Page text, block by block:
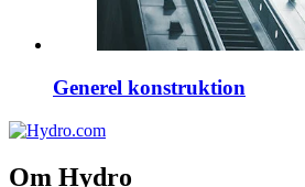
Generel konstruktion
Om Hydro